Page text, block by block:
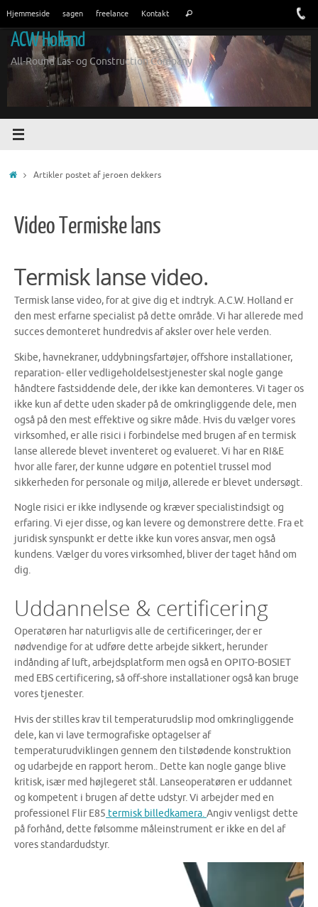
indhold
Hjemmeside sagen freelance Kontakt Søg
ACW Holland
All-Round Las- og Construction Company
HjemArtikler postet af jeroen dekkers
Video Termiske lans
Termisk lanse video.
Termisk lanse video, for at give dig et indtryk. A.C.W. Holland er
den mest erfarne specialist på dette område. Vi har allerede med
succes demonteret hundredvis af aksler over hele verden.
Skibe, havnekraner, uddybningsfartøjer, offshore installationer,
reparation- eller vedligeholdelsestjenester skal nogle gange
håndtere fastsiddende dele, der ikke kan demonteres. Vi tager os
ikke kun af dette uden skader på de omkringliggende dele, men
også på den mest effektive og sikre måde. Hvis du vælger vores
virksomhed, er alle risici i forbindelse med brugen af ​​en termisk
lanse allerede blevet inventeret og evalueret. Vi har en RI&E
hvor alle farer, der kunne udgøre en potentiel trussel mod
sikkerheden for personale og miljø, allerede er blevet undersøgt.
Nogle risici er ikke indlysende og kræver specialistindsigt og
erfaring. Vi ejer disse, og kan levere og demonstrere dette. Fra et
juridisk synspunkt er dette ikke kun vores ansvar, men også
kundens. Vælger du vores virksomhed, bliver der taget hånd om
dig.
Uddannelse & certificering
Operatøren har naturligvis alle de certificeringer, der er
nødvendige for at udføre dette arbejde sikkert, herunder
indånding af luft, arbejdsplatform men også en OPITO-BOSIET
med EBS certificering, så off-shore installationer også kan bruge
vores tjenester.
Hvis der stilles krav til temperaturudslip mod omkringliggende
dele, kan vi lave termografiske optagelser af
temperaturudviklingen gennem den tilstødende konstruktion
og udarbejde en rapport herom.. Dette kan nogle gange blive
kritisk, især med højlegeret stål. Lanseoperatøren er uddannet
og kompetent i brugen af ​​dette udstyr. Vi arbejder med en
professionel Flir E85 termisk billedkamera.Angiv venligst dette
på forhånd, dette følsomme måleinstrument er ikke en del af
vores standardudstyr.